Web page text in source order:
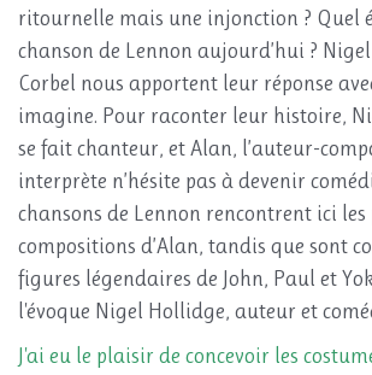
ritournelle mais une injonction ? Quel
chanson de Lennon aujourd’hui ?
Corbel nous apportent leur réponse
imagine. Pour raconter leur histoire,
se fait chanteur, et Alan, l’auteur-
interprète n’hésite pas à devenir
chansons de Lennon rencontrent ici les
compositions d’Alan, tandis que sont
figures légendaires de John, Paul et
l'évoque Nigel Hollidge, auteur et
J'ai eu le plaisir de concevoir les